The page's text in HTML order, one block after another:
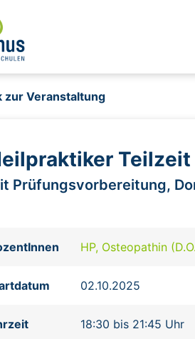
zur Veranstaltung
Teilzeit
Prüfungsvorbereitung,
HP, Osteopathin
02.10.2025
18:30 bis 21:45 Uhr